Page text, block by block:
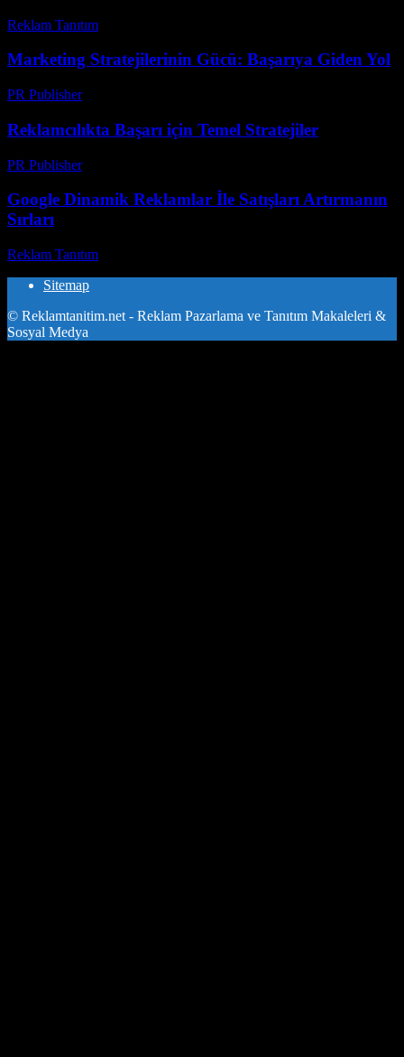
Reklam Tanıtım
Marketing Stratejilerinin Gücü: Başarıya Giden Yol
PR Publisher-
Reklamcılıkta Başarı için Temel Stratejiler
PR Publisher-
Google Dinamik Reklamlar İle Satışları Artırmanın
Sırları
Reklam Tanıtım
Sitemap
© Reklamtanitim.net - Reklam Pazarlama ve Tanıtım Makaleleri &
Sosyal Medya